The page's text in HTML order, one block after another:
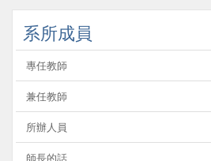
系所成員
專任教師
兼任教師
所辦人員
師長的話